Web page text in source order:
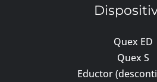
Quex ED
Quex S
Eductor